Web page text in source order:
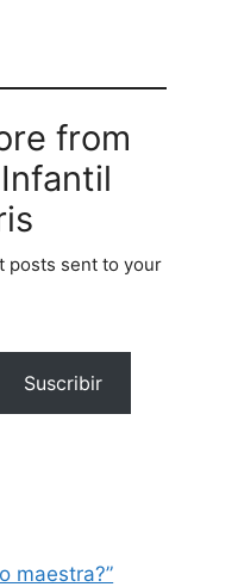
from
posts sent to your
Suscribir
maestra?”